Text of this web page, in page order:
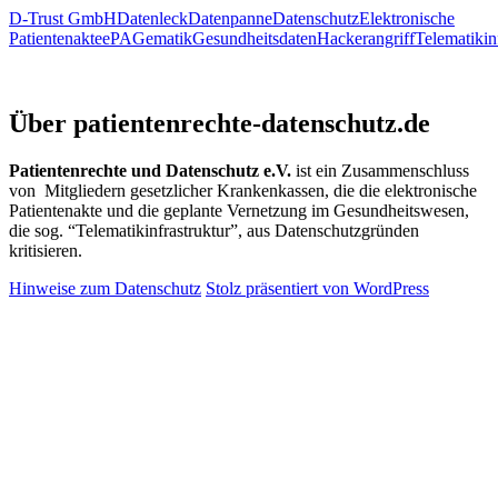
mit
Schutz
D-Trust GmbHDatenleckDatenpanneDatenschutzElektronische
PatientenakteePAGematikGesundheitsdatenHackerangriff
Patientenrechte und Datenschutz e.V.
Über patientenrechte-datenschutz.de
Patientenrechte und Datenschutz e.V. ist ein Zusammenschluss
von Mitgliedern gesetzlicher Krankenkassen, die die elektronische
Patientenakte und die geplante Vernetzung im Gesundheitswesen,
die sog. “Telematikinfrastruktur”, aus Datenschutzgründen
kritisieren.
Hinweise zum Datenschutz Stolz präsentiert von WordPress